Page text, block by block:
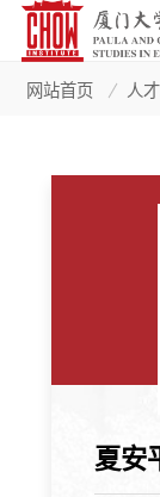
网站首页 人
夏安